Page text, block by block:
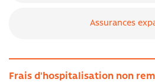
Assurances
Frais d'hospitalisation non